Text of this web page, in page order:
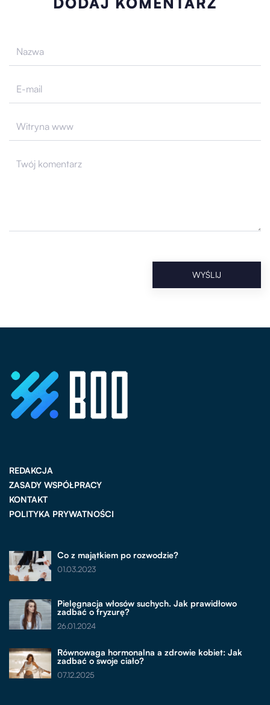
REDAKCJA
ZASADY WSPÓŁPRACY
KONTAKT
POLITYKA PRYWATNOŚCI
Co z majątkiem po rozwodzie?
01.03.2023
Pielęgnacja włosów suchych. Jak prawidłowo
zadbać o fryzurę?
26.01.2024
Równowaga hormonalna a zdrowie kobiet: Jak
zadbać o swoje ciało?
07.12.2025